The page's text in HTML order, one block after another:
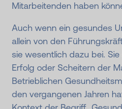
Mitarbeitenden haben
Auch wenn ein gesundes
allein von den
sie wesentlich dazu bei.
Erfolg oder Scheitern der
Betrieblichen
den vergangenen Jahren